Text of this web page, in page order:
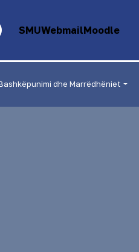
SMUWebmailMoodle
dhe Marrëdhëniet